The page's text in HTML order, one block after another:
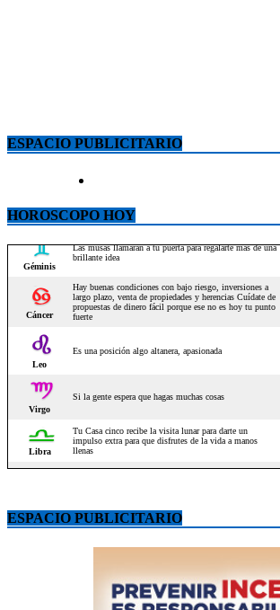
ESPACIO PUBLICITARIO
HOROSCOPO HOY
ESPACIO PUBLICITARIO